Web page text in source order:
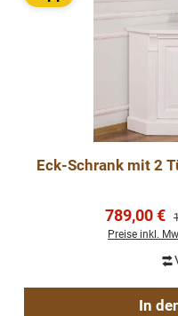
Eck-Schrank mit 2
789,00 €
Preise inkl.
In